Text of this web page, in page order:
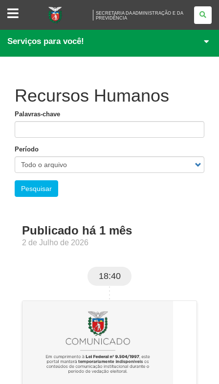
SECRETARIA
ADMINISTRAÇÃO
E
DA
PREVIDÊNCIA
SECRETARIA DA ADMINISTRAÇÃO E DA
PREVIDÊNCIA
Serviços para você!
Recursos Humanos
Palavras-chave
Período
Pesquisar
Publicado há 1 mês
2 de Julho de 2026
18:40